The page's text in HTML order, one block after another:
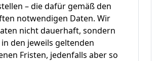
– die dafür gemäß den
notwendigen Daten. Wir
nicht dauerhaft, sondern
den jeweils geltenden
Fristen, jedenfalls aber so